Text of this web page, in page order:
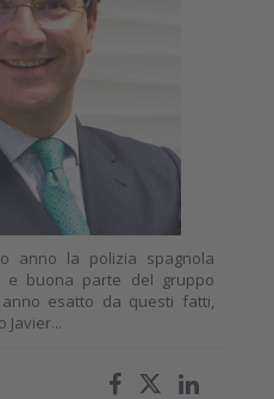
anno la polizia spagnola
e buona parte del gruppo
esatto da questi fatti,
Javier...